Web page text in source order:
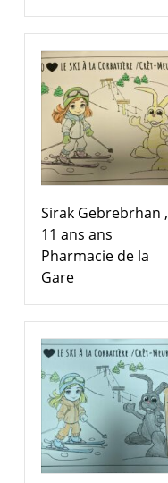
Sirak Gebrebrhan ,
11 ans ans
Pharmacie de la
Gare